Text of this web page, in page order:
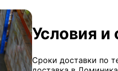
Условия и
Сроки доставки по